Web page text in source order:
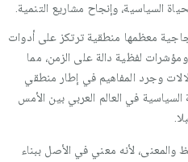
السياسية، وإنجاح مشاريع التنمية.
معظمها منطقية ترتكز على أدوات
لفظية دالة على الزمن، مما
وجرد المفاهيم في إطار منطقي
في العالم العربي بين الأمس
والمعنى، لأنه معني في الأصل ببناء